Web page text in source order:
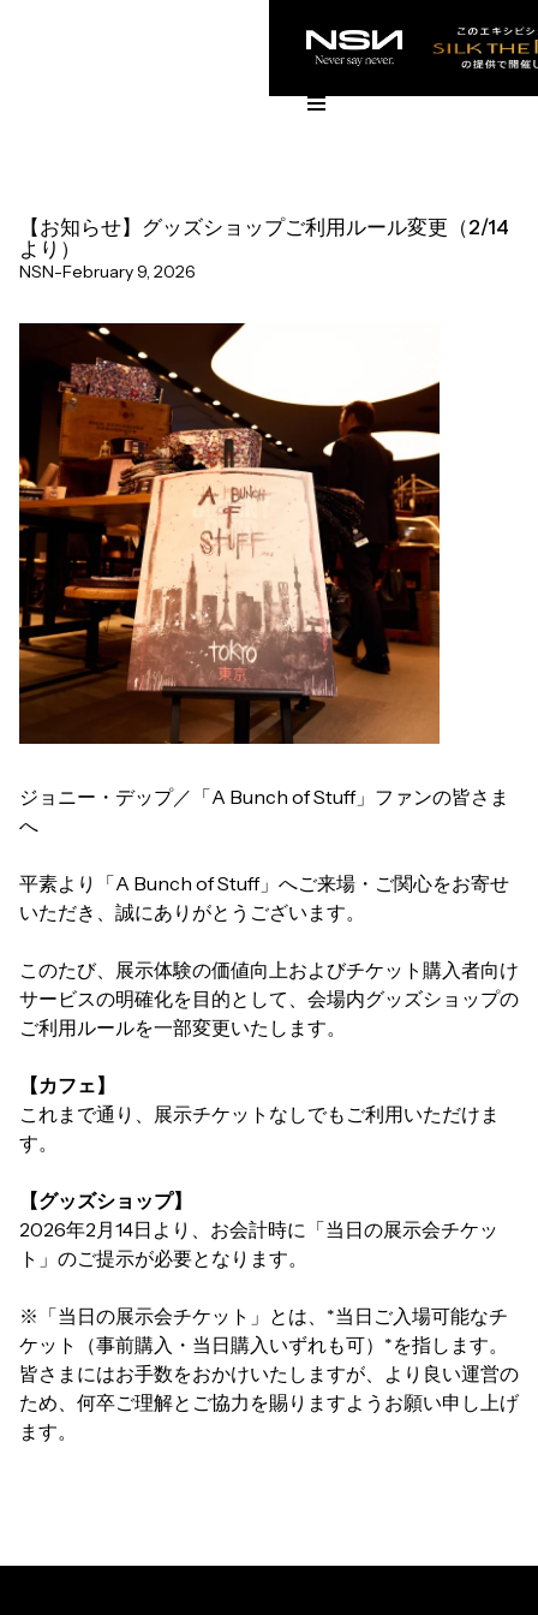
【お知らせ】グッズショップご利用ルール変更（2/14
より）
NSN-February 9, 2026
ジョニー・デップ／「A Bunch of Stuff」ファンの皆さま
へ
平素より「A Bunch of Stuff」へご来場・ご関心をお寄せ
いただき、誠にありがとうございます。
このたび、展示体験の価値向上およびチケット購入者向け
サービスの明確化を目的として、会場内グッズショップの
ご利用ルールを一部変更いたします。
【カフェ】
これまで通り、展示チケットなしでもご利用いただけま
す。
【グッズショップ】
2026年2月14日より、お会計時に「当日の展示会チケッ
ト」のご提示が必要となります。
※「当日の展示会チケット」とは、*当日ご入場可能なチ
ケット（事前購入・当日購入いずれも可）*を指します。
皆さまにはお手数をおかけいたしますが、より良い運営の
ため、何卒ご理解とご協力を賜りますようお願い申し上げ
ます。